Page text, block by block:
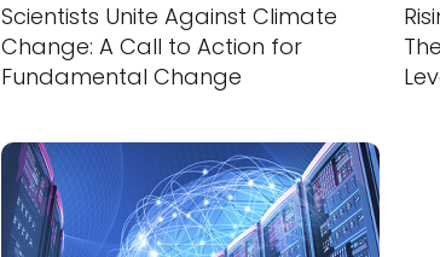
Scientists Unite Against Climate
Change: A Call to Action for
Fundamental Change